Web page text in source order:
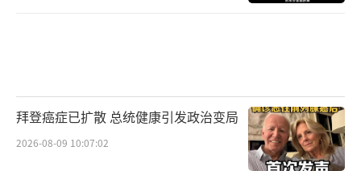
拜登癌症已扩散 总统健康引发政治变局
2026-08-09 10:07:02